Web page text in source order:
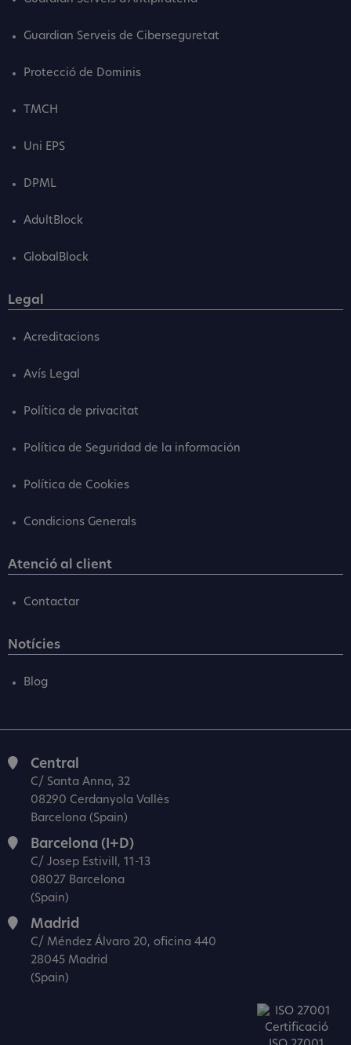
Guardian Serveis de Ciberseguretat
Protecció de Dominis
TMCH
Uni EPS
DPML
AdultBlock
GlobalBlock
Legal
Acreditacions
Avís Legal
Política de privacitat
Política de Seguridad de la información
Política de Cookies
Condicions Generals
Atenció al client
Contactar
Notícies
Blog
Central
C/ Santa Anna, 32
08290 Cerdanyola Vallès
Barcelona (Spain)
Barcelona (I+D)
C/ Josep Estivill, 11-13
08027 Barcelona
(Spain)
Madrid
C/ Méndez Álvaro 20, oficina 440
28045 Madrid
(Spain)
Certificació